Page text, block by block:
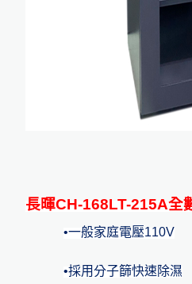
登出
自動化代工
免責聲明
長暉CH-168LT-215A全
•一般家庭電壓110V
•採用分子篩快速除濕